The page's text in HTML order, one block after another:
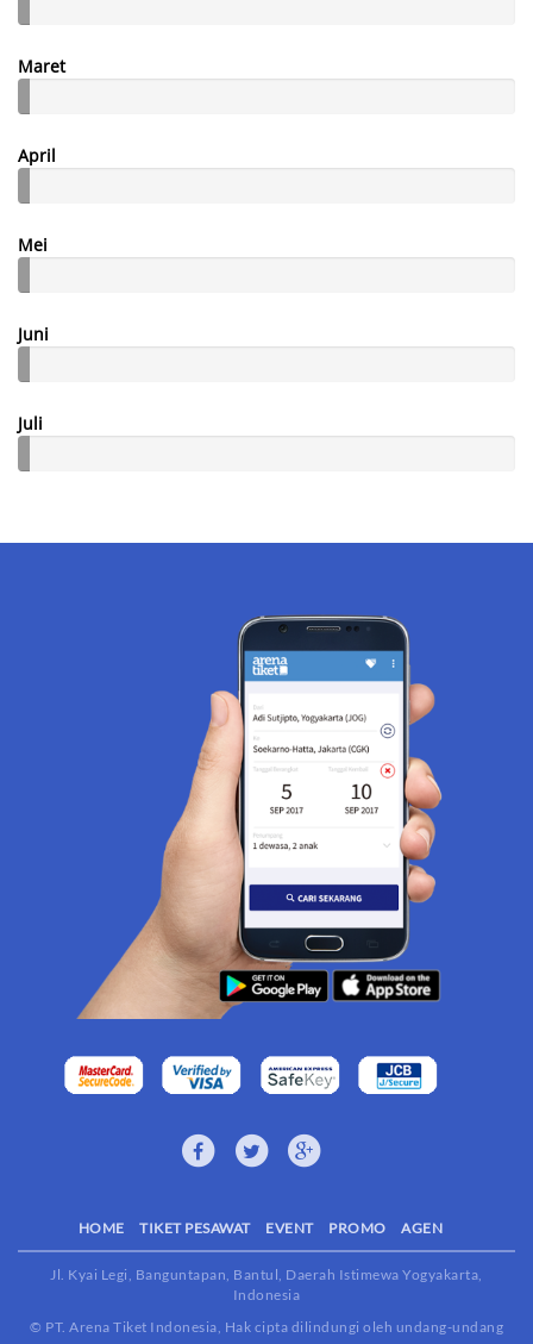
Maret
April
Mei
Juni
Juli
HOME TIKET PESAWAT EVENT PROMO AGEN
Jl. Kyai Legi, Banguntapan, Bantul, Daerah Istimewa Yogyakarta,
Indonesia
© PT. Arena Tiket Indonesia, Hak cipta dilindungi oleh undang-undang